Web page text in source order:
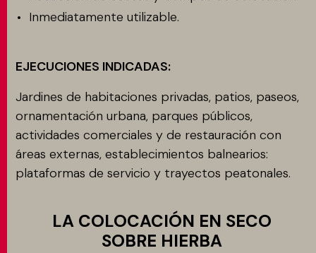
Inmediatamente utilizable.
EJECUCIONES INDICADAS:
Jardines de habitaciones privadas, patios, paseos,
ornamentación urbana, parques públicos,
actividades comerciales y de restauración con
áreas externas, establecimientos balnearios:
plataformas de servicio y trayectos peatonales.
LA COLOCACIÓN EN SECO
SOBRE HIERBA